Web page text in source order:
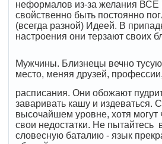
неформалов из-за желания ВСЁ
свойственно быть постоянно
(всегда разной) Идеей. В
настроения они терзают своих
Мужчины. Близнецы вечно
место, меняя друзей,
расписания. Они обожают
заваривать кашу и издеваться.
высочайшем уровне, хотя могут
свои недостатки. Не пытайтесь
словесную баталию - язык